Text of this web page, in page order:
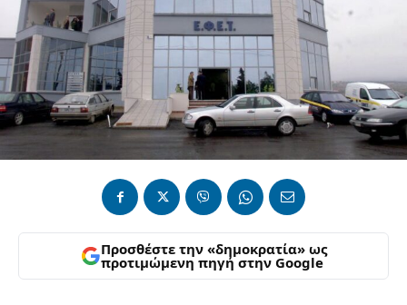
Προσθέστε την «δημοκρατία» ως
προτιμώμενη πηγή στην Google